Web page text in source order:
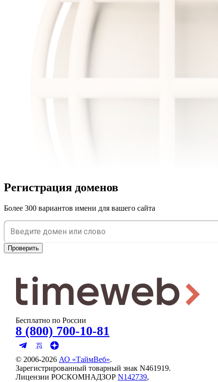
Регистрация доменов
Более 300 вариантов имени для вашего сайта
Проверить
Бесплатно по России
8 (800) 700-10-81
© 2006-2026 АО «ТаймВеб».
Зарегистрированный товарный знак N461919.
Лицензии РОСКОМНАДЗОР N142739,